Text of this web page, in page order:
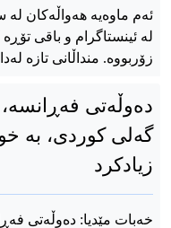
ئەم ماوەیە هەواڵەکان
لە ئینستاگرام و باقی تۆڕه‌
زۆربووە. منداڵانی تازە لەدا
دەوڵەتی
گەلی کوردی، بە
زیادکرد
خەبات مێدیا: دەوڵەتی